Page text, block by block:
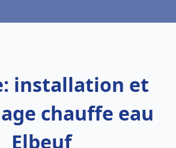
installation et
chauffe eau
Elbeuf